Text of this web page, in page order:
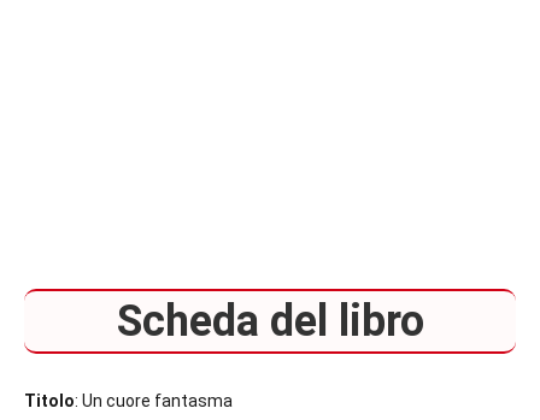
Scheda del libro
Titolo: Un cuore fantasma